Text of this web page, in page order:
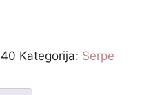
Kategorija: Serpe